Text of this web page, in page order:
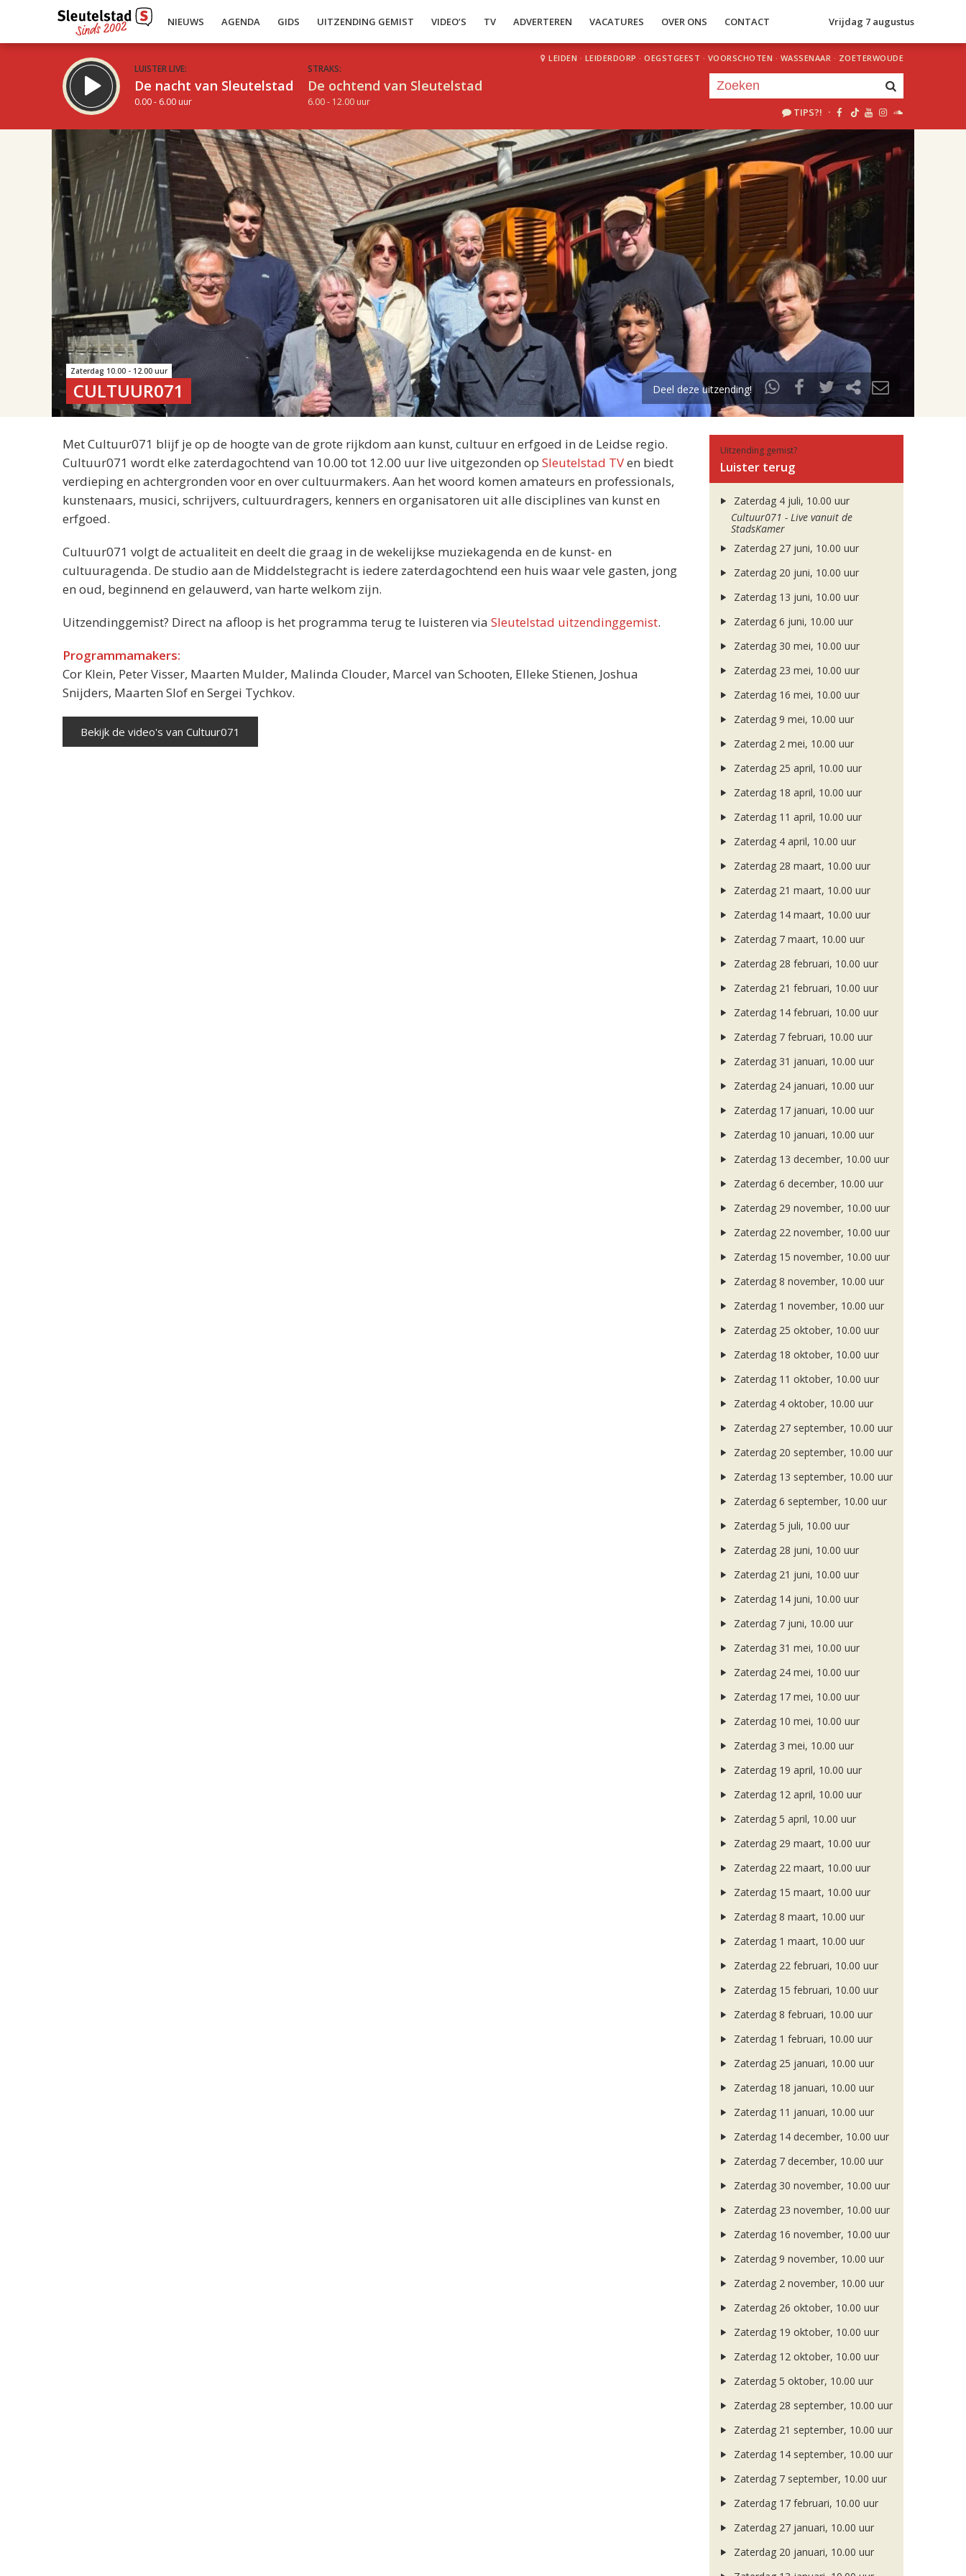
NIEUWS AGENDA GIDS UITZENDING GEMIST VIDEO’S TV ADVERTEREN VACATURES OVER ONS CONTACT Vrijdag 7 augustus
LUISTER LIVE:
De nacht van Sleutelstad
0.00 - 6.00 uur
STRAKS:
De ochtend van Sleutelstad
6.00 - 12.00 uur
LEIDEN · LEIDERDORP · OEGSTGEEST · VOORSCHOTEN · WASSENAAR · ZOETERWOUDE
TIPS?! ·
10.00 11.00
Je luistert nu naar
«Vorig uur Volgend uur
Inklappen
Zaterdag 10.00 - 12.00 uur
CULTUUR071 Deel deze uitzending!
Met Cultuur071 blijf je op de hoogte van de grote rijkdom aan kunst, cultuur en erfgoed in de Leidse regio.
Cultuur071 wordt elke zaterdagochtend van 10.00 tot 12.00 uur live uitgezonden op Sleutelstad TVen biedt
verdieping en achtergronden voor en over cultuurmakers. Aan het woord komen amateurs en professionals,
kunstenaars, musici, schrijvers, cultuurdragers, kenners en organisatoren uit alle disciplines van kunst en
erfgoed.
Cultuur071 volgt de actualiteit en deelt die graag in de wekelijkse muziekagenda en de kunst- en
cultuuragenda. De studio aan de Middelstegracht is iedere zaterdagochtend een huis waar vele gasten, jong
en oud, beginnend en gelauwerd, van harte welkom zijn.
Uitzendinggemist? Direct na afloop is het programma terug te luisteren via Sleutelstad uitzendinggemist.
Programmamakers:
Cor Klein, Peter Visser, Maarten Mulder, Malinda Clouder, Marcel van Schooten, Elleke Stienen, Joshua
Snijders, Maarten Slof en Sergei Tychkov.
Bekijk de video's van Cultuur071
Uitzending gemist?
Luister terug
Zaterdag 4 juli, 10.00 uur
Cultuur071 - Live vanuit de
StadsKamer
Zaterdag 27 juni, 10.00 uur
Zaterdag 20 juni, 10.00 uur
Zaterdag 13 juni, 10.00 uur
Zaterdag 6 juni, 10.00 uur
Zaterdag 30 mei, 10.00 uur
Zaterdag 23 mei, 10.00 uur
Zaterdag 16 mei, 10.00 uur
Zaterdag 9 mei, 10.00 uur
Zaterdag 2 mei, 10.00 uur
Zaterdag 25 april, 10.00 uur
Zaterdag 18 april, 10.00 uur
Zaterdag 11 april, 10.00 uur
Zaterdag 4 april, 10.00 uur
Zaterdag 28 maart, 10.00 uur
Zaterdag 21 maart, 10.00 uur
Zaterdag 14 maart, 10.00 uur
Zaterdag 7 maart, 10.00 uur
Zaterdag 28 februari, 10.00 uur
Zaterdag 21 februari, 10.00 uur
Zaterdag 14 februari, 10.00 uur
Zaterdag 7 februari, 10.00 uur
Zaterdag 31 januari, 10.00 uur
Zaterdag 24 januari, 10.00 uur
Zaterdag 17 januari, 10.00 uur
Zaterdag 10 januari, 10.00 uur
Zaterdag 13 december, 10.00 uur
Zaterdag 6 december, 10.00 uur
Zaterdag 29 november, 10.00 uur
Zaterdag 22 november, 10.00 uur
Zaterdag 15 november, 10.00 uur
Zaterdag 8 november, 10.00 uur
Zaterdag 1 november, 10.00 uur
Zaterdag 25 oktober, 10.00 uur
Zaterdag 18 oktober, 10.00 uur
Zaterdag 11 oktober, 10.00 uur
Zaterdag 4 oktober, 10.00 uur
Zaterdag 27 september, 10.00 uur
Zaterdag 20 september, 10.00 uur
Zaterdag 13 september, 10.00 uur
Zaterdag 6 september, 10.00 uur
Zaterdag 5 juli, 10.00 uur
Zaterdag 28 juni, 10.00 uur
Zaterdag 21 juni, 10.00 uur
Zaterdag 14 juni, 10.00 uur
Zaterdag 7 juni, 10.00 uur
Zaterdag 31 mei, 10.00 uur
Zaterdag 24 mei, 10.00 uur
Zaterdag 17 mei, 10.00 uur
Zaterdag 10 mei, 10.00 uur
Zaterdag 3 mei, 10.00 uur
Zaterdag 19 april, 10.00 uur
Zaterdag 12 april, 10.00 uur
Zaterdag 5 april, 10.00 uur
Zaterdag 29 maart, 10.00 uur
Zaterdag 22 maart, 10.00 uur
Zaterdag 15 maart, 10.00 uur
Zaterdag 8 maart, 10.00 uur
Zaterdag 1 maart, 10.00 uur
Zaterdag 22 februari, 10.00 uur
Zaterdag 15 februari, 10.00 uur
Zaterdag 8 februari, 10.00 uur
Zaterdag 1 februari, 10.00 uur
Zaterdag 25 januari, 10.00 uur
Zaterdag 18 januari, 10.00 uur
Zaterdag 11 januari, 10.00 uur
Zaterdag 14 december, 10.00 uur
Zaterdag 7 december, 10.00 uur
Zaterdag 30 november, 10.00 uur
Zaterdag 23 november, 10.00 uur
Zaterdag 16 november, 10.00 uur
Zaterdag 9 november, 10.00 uur
Zaterdag 2 november, 10.00 uur
Zaterdag 26 oktober, 10.00 uur
Zaterdag 19 oktober, 10.00 uur
Zaterdag 12 oktober, 10.00 uur
Zaterdag 5 oktober, 10.00 uur
Zaterdag 28 september, 10.00 uur
Zaterdag 21 september, 10.00 uur
Zaterdag 14 september, 10.00 uur
Zaterdag 7 september, 10.00 uur
Zaterdag 17 februari, 10.00 uur
Zaterdag 27 januari, 10.00 uur
Zaterdag 20 januari, 10.00 uur